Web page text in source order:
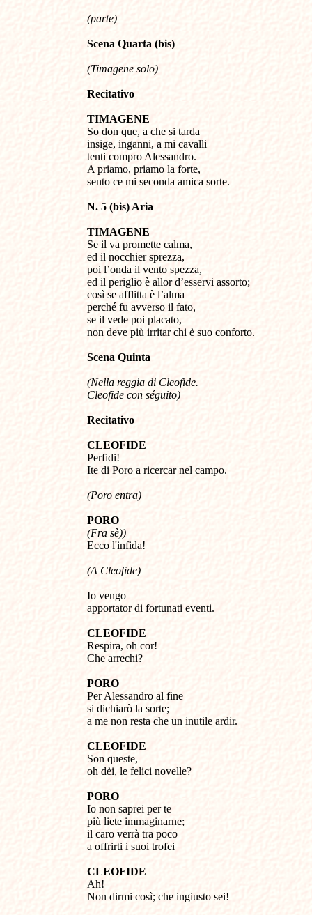
(parte)
Scena Quarta (bis)
(Timagene solo)
Recitativo
TIMAGENE
So don que, a che si tarda
insige, inganni, a mi cavalli
tenti compro Alessandro.
A priamo, priamo la forte,
sento ce mi seconda amica sorte.
N. 5 (bis) Aria
TIMAGENE
Se il va promette calma,
ed il nocchier sprezza,
poi l’onda il vento spezza,
ed il periglio è allor d’esservi assorto;
così se afflitta è l’alma
perché fu avverso il fato,
se il vede poi placato,
non deve più irritar chi è suo conforto.
Scena Quinta
(Nella reggia di Cleofide.
Cleofide con séguito)
Recitativo
CLEOFIDE
Perfidi!
Ite di Poro a ricercar nel campo.
(Poro entra)
PORO
(Fra sè))
Ecco l'infida!
(A Cleofide)
Io vengo
apportator di fortunati eventi.
CLEOFIDE
Respira, oh cor!
Che arrechi?
PORO
Per Alessandro al fine
si dichiarò la sorte;
a me non resta che un inutile ardir.
CLEOFIDE
Son queste,
oh dèi, le felici novelle?
PORO
Io non saprei per te
più liete immaginarne;
il caro verrà tra poco
a offrirti i suoi trofei
CLEOFIDE
Ah!
Non dirmi così; che ingiusto sei!